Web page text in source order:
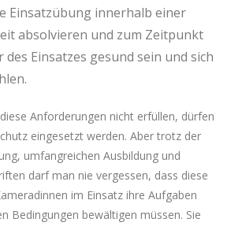
Einsatzübung innerhalb einer
absolvieren und zum Zeitpunkt
Einsatzes gesund sein und sich
Anforderungen nicht erfüllen, dürfen
eingesetzt werden. Aber trotz der
umfangreichen Ausbildung und
darf man nie vergessen, dass diese
im Einsatz ihre Aufgaben
Bedingungen bewältigen müssen. Sie